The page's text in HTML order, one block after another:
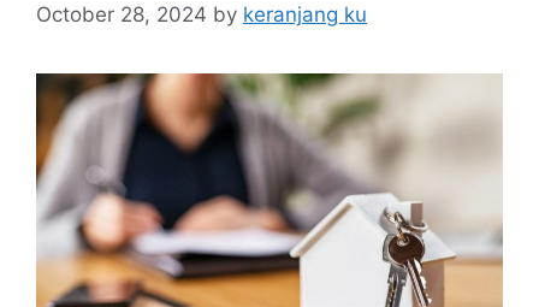
October 28, 2024 by keranjang ku